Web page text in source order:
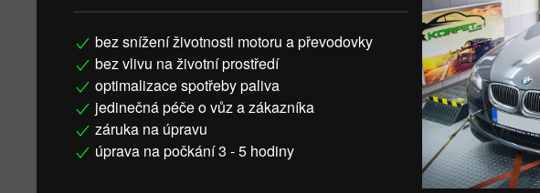
bez snížení životnosti motoru a převodovky
bez vlivu na životní prostředí
optimalizace spotřeby paliva
jedinečná péče o vůz a zákazníka
záruka na úpravu
úprava na počkání 3 - 5 hodiny